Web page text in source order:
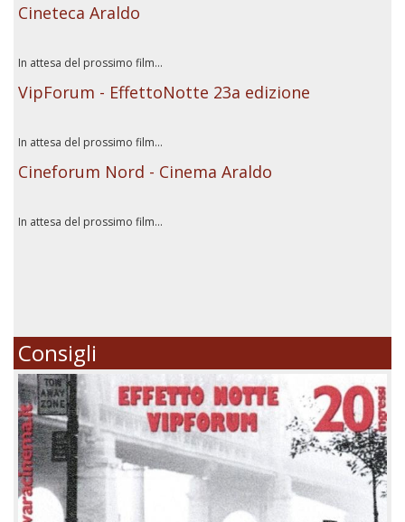
Cineteca Araldo
In attesa del prossimo film...
VipForum - EffettoNotte 23a edizione
In attesa del prossimo film...
Cineforum Nord - Cinema Araldo
In attesa del prossimo film...
Consigli